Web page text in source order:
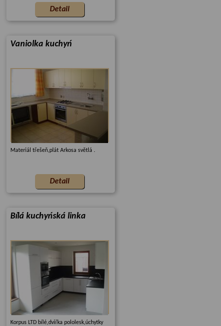
Vaniolka kuchyń
Materiál třešeň,plát Arkosa světlá .
Bílá kuchyńská linka
Korpus LTD bílé,dviřka pololesk,úchytky